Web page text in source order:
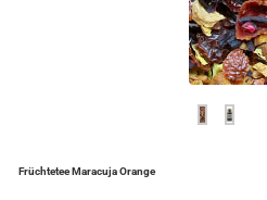
Verschiedene Anbaugebiete
Früchtetee Maracuja Orange